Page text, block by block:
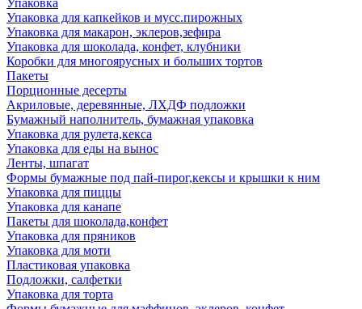
Упаковка
Упаковка для капкейков и мусс.пирожных
Упаковка для макарон, эклеров,зефира
Упаковка для шоколада, конфет, клубники
Коробки для многоярусных и больших тортов
Пакеты
Порционные десерты
Акриловые, деревянные, ЛХДФ подложки
Бумажный наполнитель, бумажная упаковка
Упаковка для рулета,кекса
Упаковка для еды на вынос
Ленты, шпагат
Формы бумажные под пай-пирог,кексы и крышки к ним
Упаковка для пиццы
Упаковка для канапе
Пакеты для шоколада,конфет
Упаковка для пряников
Упаковка для моти
Пластиковая упаковка
Подложки, салфетки
Упаковка для торта